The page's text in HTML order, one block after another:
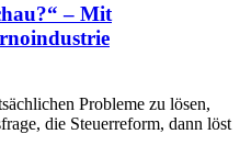
– Mit
Probleme zu lösen,
die Steuerreform, dann löst